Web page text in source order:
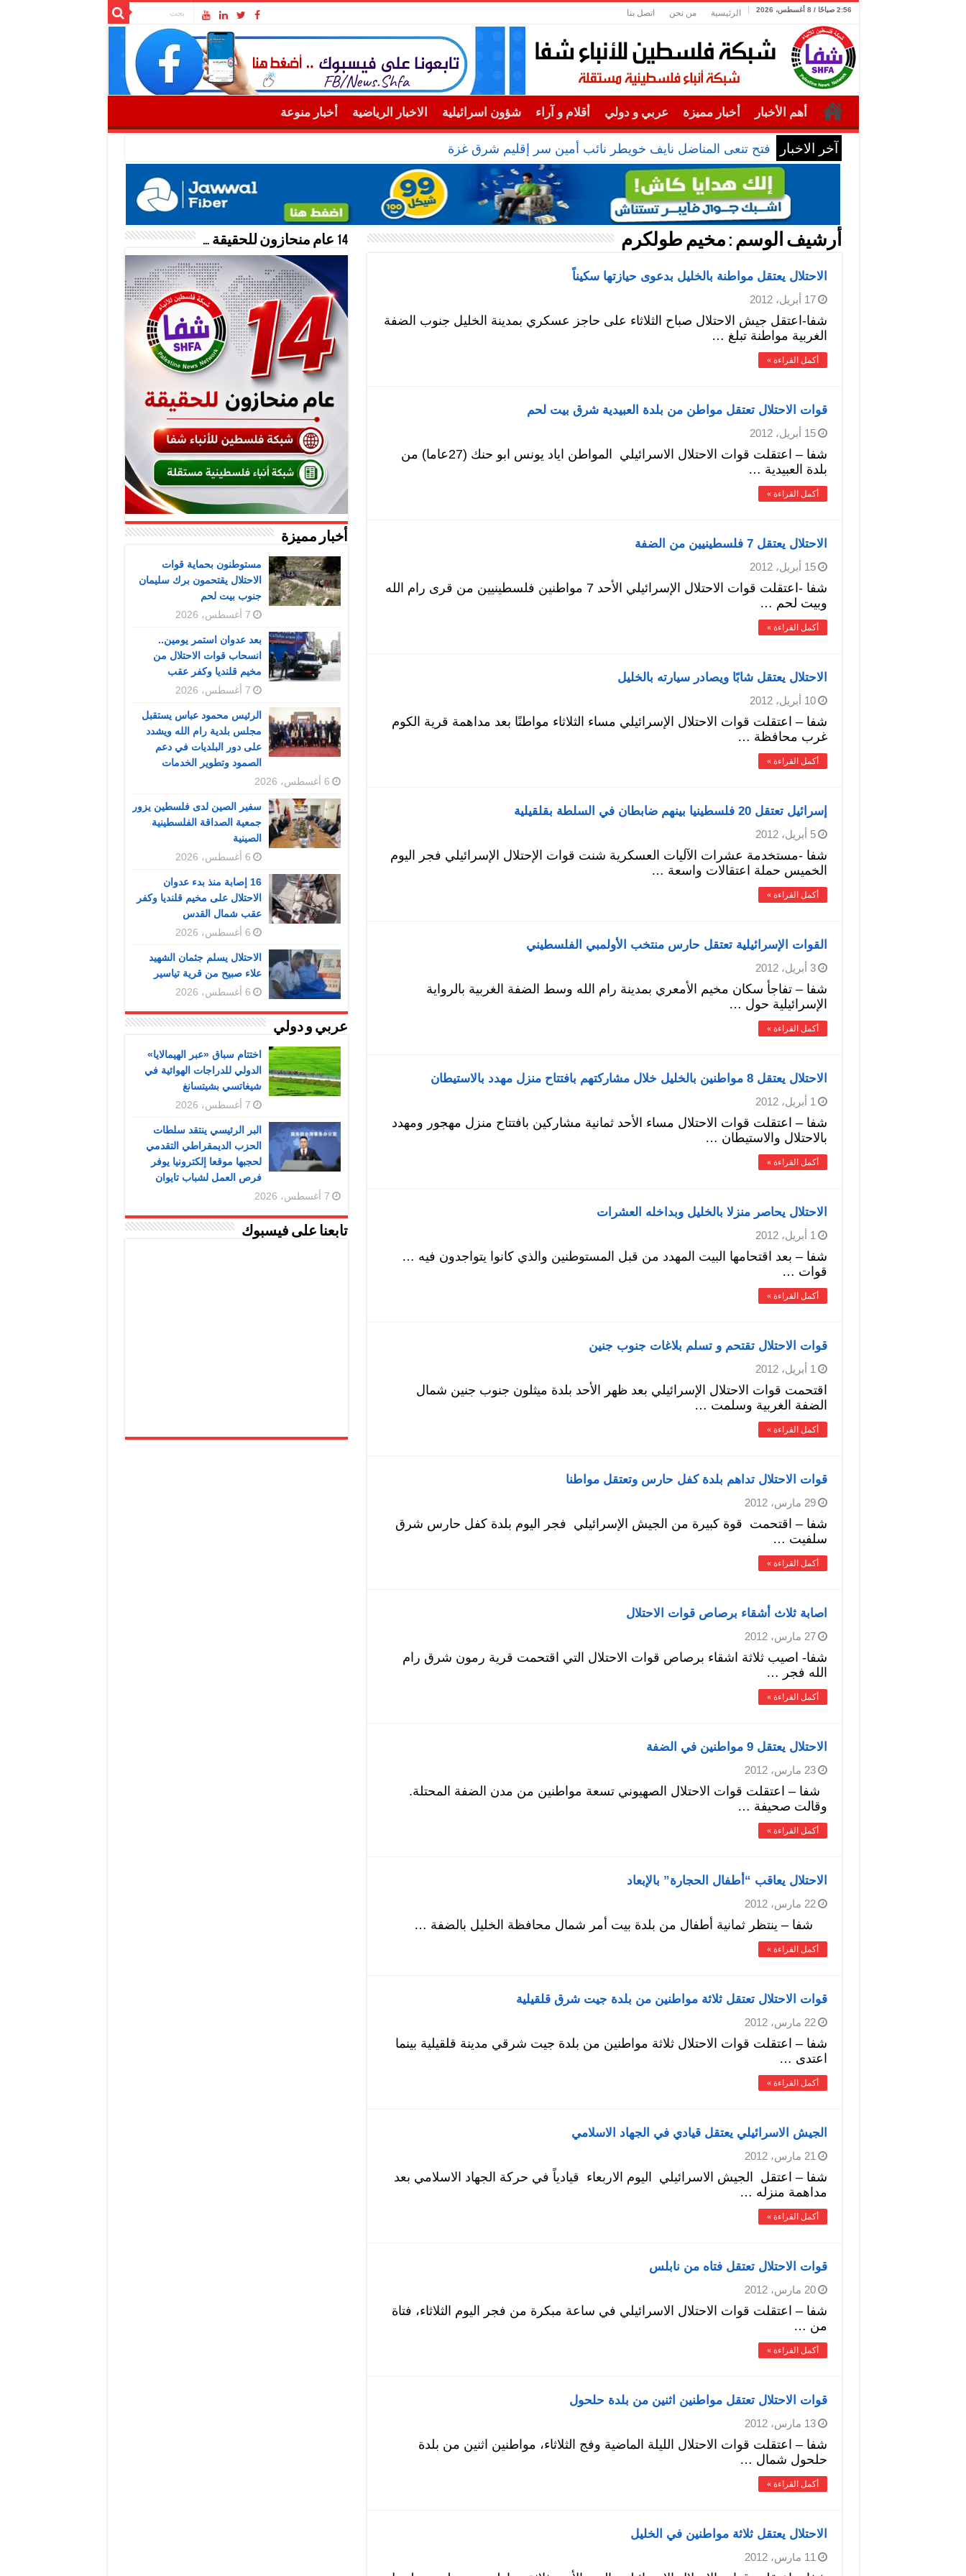
2:56 صباحًا / 8 أغسطس، 2026 الرئيسية من نحن اتصل بنا
أهم الأخبار أخبار مميزة عربي و دولي أقلام و آراء شؤون اسرائيلية الاخبار الرياضية أخبار منوعة
آخر الاخبار فتح تنعى المناضل نايف خويطر نائب أمين سر إقليم شرق غزة
أرشيف الوسم : مخيم طولكرم
الاحتلال يعتقل مواطنة بالخليل بدعوى حيازتها سكيناً
17 أبريل، 2012
شفا-اعتقل جيش الاحتلال صباح الثلاثاء على حاجز عسكري بمدينة الخليل جنوب الضفة
الغربية مواطنة تبلغ …
أكمل القراءة »
قوات الاحتلال تعتقل مواطن من بلدة العبيدية شرق بيت لحم
15 أبريل، 2012
شفا – اعتقلت قوات الاحتلال الاسرائيلي المواطن اياد يونس ابو حنك (27عاما) من
بلدة العبيدية …
أكمل القراءة »
الاحتلال يعتقل 7 فلسطينيين من الضفة
15 أبريل، 2012
شفا -اعتقلت قوات الاحتلال الإسرائيلي الأحد 7 مواطنين فلسطينيين من قرى رام الله
وبيت لحم …
أكمل القراءة »
الاحتلال يعتقل شابًا ويصادر سيارته بالخليل
10 أبريل، 2012
شفا – اعتقلت قوات الاحتلال الإسرائيلي مساء الثلاثاء مواطنًا بعد مداهمة قرية الكوم
غرب محافظة …
أكمل القراءة »
إسرائيل تعتقل 20 فلسطينيا بينهم ضابطان في السلطة بقلقيلية
5 أبريل، 2012
شفا -مستخدمة عشرات الآليات العسكرية شنت قوات الإحتلال الإسرائيلي فجر اليوم
الخميس حملة اعتقالات واسعة …
أكمل القراءة »
القوات الإسرائيلية تعتقل حارس منتخب الأولمبي الفلسطيني
3 أبريل، 2012
شفا – تفاجأ سكان مخيم الأمعري بمدينة رام الله وسط الضفة الغربية بالرواية
الإسرائيلية حول …
أكمل القراءة »
الاحتلال يعتقل 8 مواطنين بالخليل خلال مشاركتهم بافتتاح منزل مهدد بالاستيطان
1 أبريل، 2012
شفا – اعتقلت قوات الاحتلال مساء الأحد ثمانية مشاركين بافتتاح منزل مهجور ومهدد
بالاحتلال والاستيطان …
أكمل القراءة »
الاحتلال يحاصر منزلا بالخليل وبداخله العشرات
1 أبريل، 2012
شفا – بعد اقتحامها البيت المهدد من قبل المستوطنين والذي كانوا يتواجدون فيه …
قوات …
أكمل القراءة »
قوات الاحتلال تقتحم و تسلم بلاغات جنوب جنين
1 أبريل، 2012
اقتحمت قوات الاحتلال الإسرائيلي بعد ظهر الأحد بلدة ميثلون جنوب جنين شمال
الضفة الغربية وسلمت …
أكمل القراءة »
قوات الاحتلال تداهم بلدة كفل حارس وتعتقل مواطنا
29 مارس، 2012
شفا – اقتحمت قوة كبيرة من الجيش الإسرائيلي فجر اليوم بلدة كفل حارس شرق
سلفيت …
أكمل القراءة »
اصابة ثلاث أشقاء برصاص قوات الاحتلال
27 مارس، 2012
شفا- اصيب ثلاثة اشقاء برصاص قوات الاحتلال التي اقتحمت قرية رمون شرق رام
الله فجر …
أكمل القراءة »
الاحتلال يعتقل 9 مواطنين في الضفة
23 مارس، 2012
شفا – اعتقلت قوات الاحتلال الصهيوني تسعة مواطنين من مدن الضفة المحتلة.
وقالت صحيفة …
أكمل القراءة »
الاحتلال يعاقب “أطفال الحجارة” بالإبعاد
22 مارس، 2012
شفا – ينتظر ثمانية أطفال من بلدة بيت أمر شمال محافظة الخليل بالضفة …
أكمل القراءة »
قوات الاحتلال تعتقل ثلاثة مواطنين من بلدة جيت شرق قلقيلية
22 مارس، 2012
شفا – اعتقلت قوات الاحتلال ثلاثة مواطنين من بلدة جيت شرقي مدينة قلقيلية بينما
اعتدى …
أكمل القراءة »
الجيش الاسرائيلي يعتقل قيادي في الجهاد الاسلامي
21 مارس، 2012
شفا – اعتقل الجيش الاسرائيلي اليوم الاربعاء قيادياً في حركة الجهاد الاسلامي بعد
مداهمة منزله …
أكمل القراءة »
قوات الاحتلال تعتقل فتاه من نابلس
20 مارس، 2012
شفا – اعتقلت قوات الاحتلال الاسرائيلي في ساعة مبكرة من فجر اليوم الثلاثاء، فتاة
من …
أكمل القراءة »
قوات الاحتلال تعتقل مواطنين اثنين من بلدة حلحول
13 مارس، 2012
شفا – اعتقلت قوات الاحتلال الليلة الماضية وفج الثلاثاء، مواطنين اثنين من بلدة
حلحول شمال …
أكمل القراءة »
الاحتلال يعتقل ثلاثة مواطنين في الخليل
11 مارس، 2012
14 عام منحازون للحقيقة …
أخبار مميزة
مستوطنون بحماية قوات
الاحتلال يقتحمون برك سليمان
جنوب بيت لحم
7 أغسطس، 2026
بعد عدوان استمر يومين..
انسحاب قوات الاحتلال من
مخيم قلنديا وكفر عقب
7 أغسطس، 2026
الرئيس محمود عباس يستقبل
مجلس بلدية رام الله ويشدد
على دور البلديات في دعم
الصمود وتطوير الخدمات
6 أغسطس، 2026
سفير الصين لدى فلسطين يزور
جمعية الصداقة الفلسطينية
الصينية
6 أغسطس، 2026
16 إصابة منذ بدء عدوان
الاحتلال على مخيم قلنديا وكفر
عقب شمال القدس
6 أغسطس، 2026
الاحتلال يسلم جثمان الشهيد
علاء صبيح من قرية تياسير
6 أغسطس، 2026
عربي و دولي
اختتام سباق «عبر الهيمالايا»
الدولي للدراجات الهوائية في
شيغاتسي بشيتسانغ
7 أغسطس، 2026
البر الرئيسي ينتقد سلطات
الحزب الديمقراطي التقدمي
لحجبها موقعا إلكترونيا يوفر
فرص العمل لشباب تايوان
7 أغسطس، 2026
تابعنا على فيسبوك